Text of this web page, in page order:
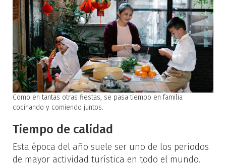
Como en tantas otras fiestas, se pasa tiempo en familia
cocinando y comiendo juntos.
Tiempo de calidad
Esta época del año suele ser uno de los periodos
de mayor actividad turística en todo el mundo.